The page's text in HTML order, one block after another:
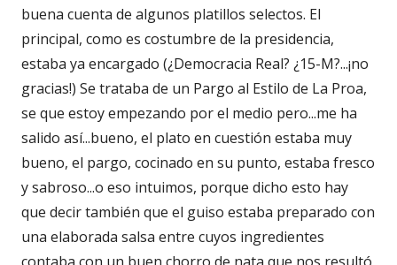
buena cuenta de algunos platillos selectos. El
principal, como es costumbre de la presidencia,
estaba ya encargado (¿Democracia Real? ¿15-M?...¡no
gracias!) Se trataba de un Pargo al Estilo de La Proa,
se que estoy empezando por el medio pero...me ha
salido así...bueno, el plato en cuestión estaba muy
bueno, el pargo, cocinado en su punto, estaba fresco
y sabroso...o eso intuimos, porque dicho esto hay
que decir también que el guiso estaba preparado con
una elaborada salsa entre cuyos ingredientes
contaba con un buen chorro de nata que nos resultó